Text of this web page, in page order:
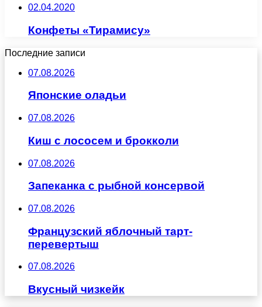
02.04.2020
Конфеты «Тирамису»
Последние записи
07.08.2026
Японские оладьи
07.08.2026
Киш с лососем и брокколи
07.08.2026
Запеканка с рыбной консервой
07.08.2026
Французский яблочный тарт-
перевертыш
07.08.2026
Вкусный чизкейк